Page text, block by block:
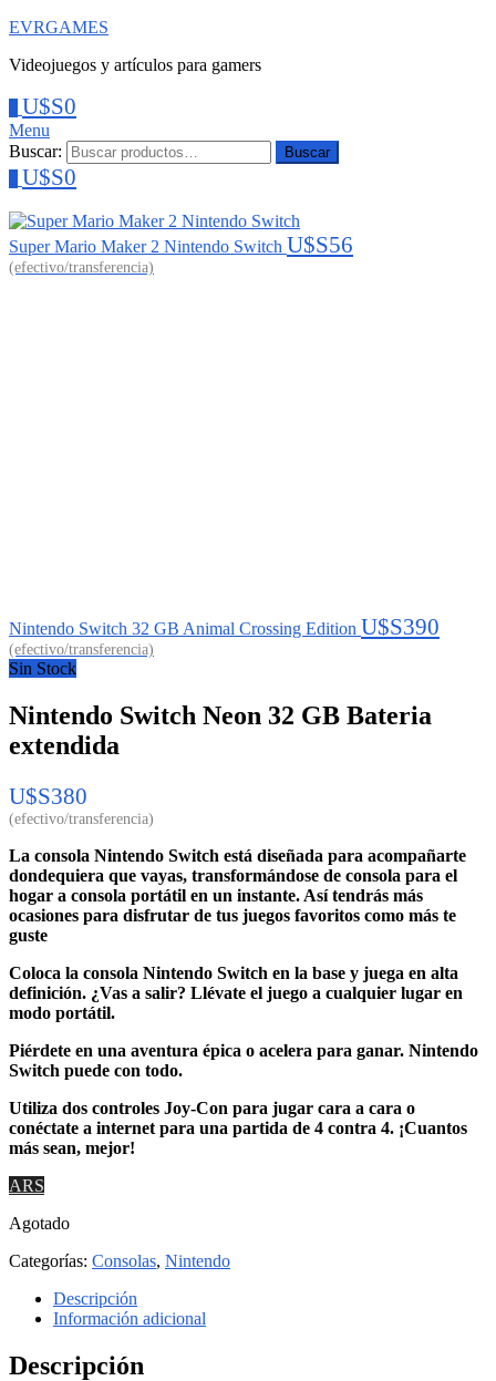
EVRGAMES
Videojuegos y artículos para gamers
U$S0
Menu
Buscar:
Buscar
U$S0
Super Mario Maker 2 Nintendo Switch U$S56
Nintendo Switch 32 GB Animal Crossing Edition U$S390
Sin Stock
Nintendo Switch Neon 32 GB Bateria
extendida
U$S380
La consola Nintendo Switch está diseñada para acompañarte
dondequiera que vayas, transformándose de consola para el
hogar a consola portátil en un instante. Así tendrás más
ocasiones para disfrutar de tus juegos favoritos como más te
guste
Coloca la consola Nintendo Switch en la base y juega en alta
definición. ¿Vas a salir? Llévate el juego a cualquier lugar en
modo portátil.
Piérdete en una aventura épica o acelera para ganar. Nintendo
Switch puede con todo.
Utiliza dos controles Joy-Con para jugar cara a cara o
conéctate a internet para una partida de 4 contra 4. ¡Cuantos
más sean, mejor!
ARS
Agotado
Categorías: Consolas, Nintendo
Descripción
Información adicional
Descripción